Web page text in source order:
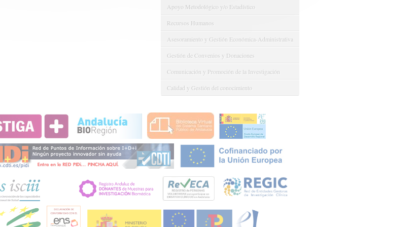
Apoyo Metodológico y/o Estadístico
Recursos Humanos
Asesoramiento y Gestión Económica-Administrativa
Gestión de Convenios y Donaciones
Comunicación y Promoción de la Investigación
Calidad y Gestión del conocimiento